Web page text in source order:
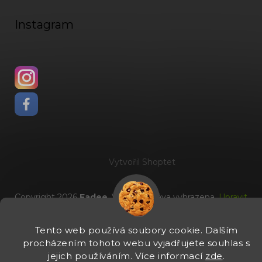
Tento web používá soubory cookie. Dalším
procházením tohoto webu vyjadřujete souhlas s
jejich používáním. Více informací zde.
Instagram
Vytvořil Shoptet
Copyright 2026Fadee. Všechna práva vyhrazena.Upravit
nastavení cookies